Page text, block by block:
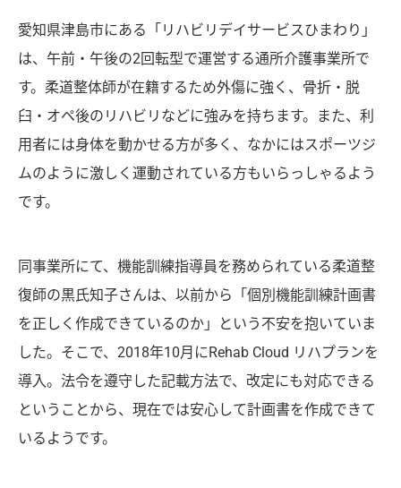
愛知県津島市にある「リハビリデイサービスひまわり」
は、午前・午後の2回転型で運営する通所介護事業所で
す。柔道整体師が在籍するため外傷に強く、骨折・脱
臼・オペ後のリハビリなどに強みを持ちます。また、利
用者には身体を動かせる方が多く、なかにはスポーツジ
ムのように激しく運動されている方もいらっしゃるよう
です。
同事業所にて、機能訓練指導員を務められている柔道整
復師の黒氏知子さんは、以前から「個別機能訓練計画書
を正しく作成できているのか」という不安を抱いていま
した。そこで、2018年10月にRehab Cloud リハプランを
導入。法令を遵守した記載方法で、改定にも対応できる
ということから、現在では安心して計画書を作成できて
いるようです。